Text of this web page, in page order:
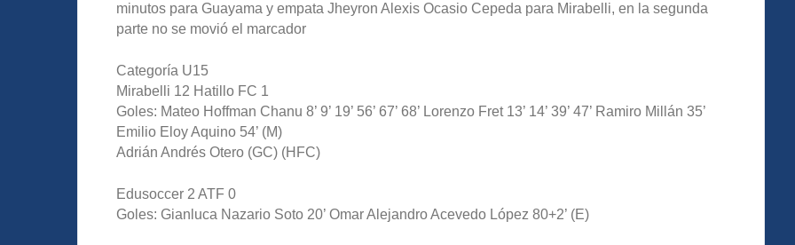
minutos para Guayama y empata Jheyron Alexis Ocasio Cepeda para Mirabelli, en la segunda
parte no se movió el marcador
Categoría U15
Mirabelli 12 Hatillo FC 1
Goles: Mateo Hoffman Chanu 8’ 9’ 19’ 56’ 67’ 68’ Lorenzo Fret 13’ 14’ 39’ 47’ Ramiro Millán 35’
Emilio Eloy Aquino 54’ (M)
Adrián Andrés Otero (GC) (HFC)
Edusoccer 2 ATF 0
Goles: Gianluca Nazario Soto 20’ Omar Alejandro Acevedo López 80+2’ (E)